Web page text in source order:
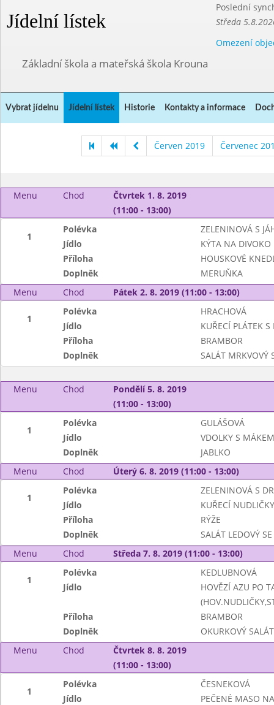
Jídelní lístek
Poslední
Středa
Omezení
Základní škola a mateřská škola Krouna
Vybrat jídelnu Jídelní lístek Historie Kontakty a informace
Červen 2019 Červenec
Menu Chod
Čtvrtek 1. 8. 2019
(11:00 - 13:00)
1
Polévka
ZELENINOVÁ S
Jídlo
KÝTA NA DIVOKO
Příloha
HOUSKOVÉ
Doplněk
MERUŇKA
Menu
Chod Pátek 2. 8. 2019 (11:00 - 13:00)
1
Polévka
HRACHOVÁ
Jídlo
KUŘECÍ PLÁTEK
Příloha
BRAMBOR
Doplněk
SALÁT MRKVOVÝ
Menu Chod
Pondělí 5. 8. 2019
(11:00 - 13:00)
1
Polévka
GULÁŠOVÁ
Jídlo
VDOLKY S MÁKEM
Doplněk
JABLKO
Menu
Chod Úterý 6. 8. 2019 (11:00 - 13:00)
1
Polévka
ZELENINOVÁ S
Jídlo
KUŘECÍ
Příloha
RÝŽE
Doplněk
SALÁT LEDOVÝ
Menu
Chod Středa 7. 8. 2019 (11:00 - 13:00)
1
Polévka
KEDLUBNOVÁ
Jídlo
HOVĚZÍ AZU PO
Příloha
BRAMBOR
Doplněk
OKURKOVÝ SALÁT
Menu
Chod
Čtvrtek 8. 8. 2019
(11:00 - 13:00)
1
Polévka
ČESNEKOVÁ
Jídlo
PEČENÉ MASO